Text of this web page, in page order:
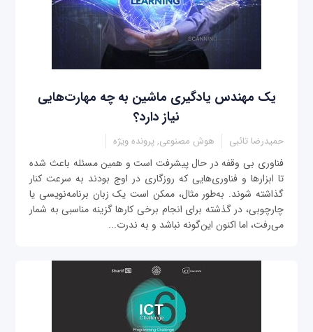
یک مهندس یادگیری ماشین به چه مهارت‌هایی
نیاز دارد؟
حمیدرضا تائبی هوش مصنوعی, پرونده ویژه
فناوری بی وقفه در حال پیشرفت است و همین مسئله باعث شده
تا ابزارها و فناوری‌هایی که روزگاری در اوج بودند به سرعت کنار
گذاشته شوند. به‌طور مثال، ممکن است یک زبان برنامه‌نویسی یا
چارچوبی، در گذشته برای انجام برخی کارها گزینه مناسبی به شمار
می‌رفت، اما اکنون این‌گونه نباشد و به ندرت...